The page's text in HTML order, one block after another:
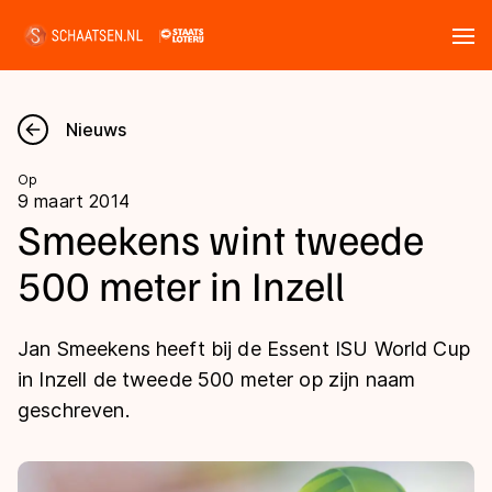
Nieuws
Kalender
Disciplines
Langebaan
Shorttrack
Uitslagen
Langebaan
Tijden & historie
Ranglijsten Langebaan
Nieuws
Op
9 maart 2014
Smeekens wint tweede
500 meter in Inzell
Jan Smeekens heeft bij de Essent ISU World Cup
in Inzell de tweede 500 meter op zijn naam
geschreven.